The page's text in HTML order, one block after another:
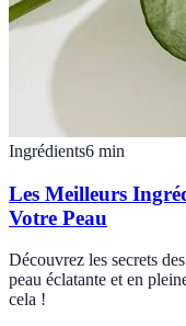
Ingrédients6 min
Les Meilleurs
Votre Peau
Découvrez les secrets
peau éclatante et en
cela !